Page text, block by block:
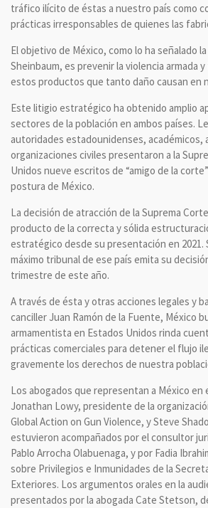
tráfico ilícito de éstas a nuestro país como
prácticas irresponsables de quienes las
El objetivo de México, como lo ha señalado
Sheinbaum, es prevenir la violencia armada
estos productos que tanto daño causan en
Este litigio estratégico ha obtenido amplio
sectores de la población en ambos países.
autoridades estadounidenses, académicos,
organizaciones civiles presentaron a la
Unidos nueve escritos de “amigo de la
postura de México.
La decisión de atracción de la Suprema
producto de la correcta y sólida
estratégico desde su presentación en 2021.
máximo tribunal de ese país emita su
trimestre de este año.
A través de ésta y otras acciones legales y
canciller Juan Ramón de la Fuente, México
armamentista en Estados Unidos rinda
prácticas comerciales para detener el flujo
gravemente los derechos de nuestra
Los abogados que representan a México en
Jonathan Lowy, presidente de la
Global Action on Gun Violence, y Steve
estuvieron acompañados por el consultor
Pablo Arrocha Olabuenaga, y por Fadia
sobre Privilegios e Inmunidades de la
Exteriores. Los argumentos orales en la
presentados por la abogada Cate Stetson,